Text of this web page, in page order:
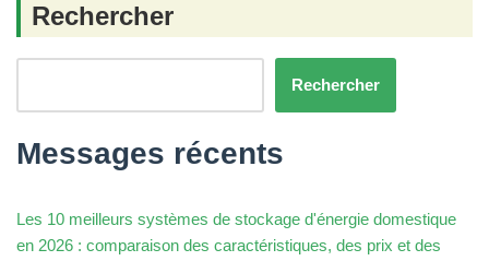
Rechercher
Rechercher
Messages récents
Les 10 meilleurs systèmes de stockage d'énergie domestique
en 2026 : comparaison des caractéristiques, des prix et des